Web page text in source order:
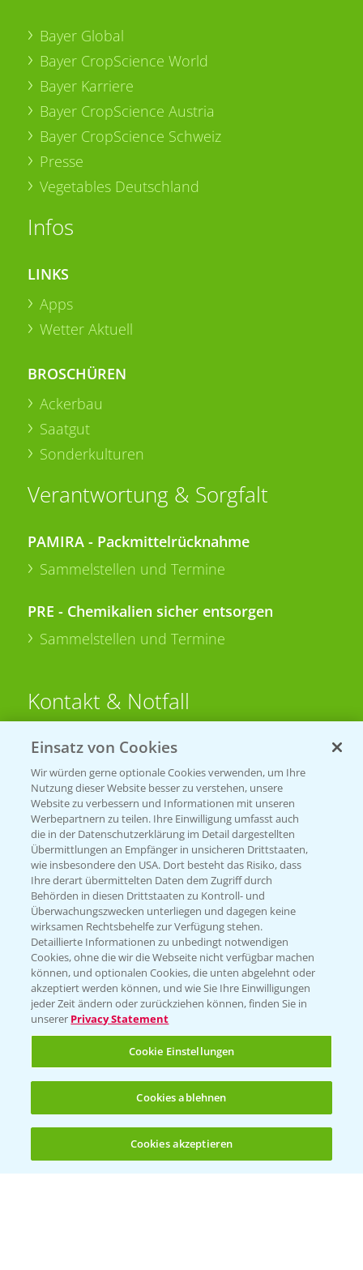
(noch 4)
Bayer Global
Bayer CropScience World
Bayer Karriere
Bayer CropScience Austria
Bayer CropScience Schweiz
Presse
Vegetables Deutschland
Infos
LINKS
Apps
Wetter Aktuell
BROSCHÜREN
Ackerbau
Saatgut
Sonderkulturen
Verantwortung & Sorgfalt
PAMIRA - Packmittelrücknahme
Sammelstellen und Termine
PRE - Chemikalien sicher entsorgen
Sammelstellen und Termine
Kontakt & Notfall
Beratung auf WhatsApp
T.+49 (0)174 346 564 1
KONTAKT
Hilfe in Notfällen
T.+49 (0)214/30-20220
Folgen Sie uns
Allgemeine Nutzungsbedingungen
Datenschutzerklärung
Impressum
Gebrauchshinweise
Einsatz von Cookies
Wir würden gerne optionale Cookies verwenden, um Ihre
Nutzung dieser Website besser zu verstehen, unsere
Website zu verbessern und Informationen mit unseren
Werbepartnern zu teilen. Ihre Einwilligung umfasst auch
die in der Datenschutzerklärung im Detail dargestellten
Übermittlungen an Empfänger in unsicheren Drittstaaten,
wie insbesondere den USA. Dort besteht das Risiko, dass
Ihre derart übermittelten Daten dem Zugriff durch
Behörden in diesen Drittstaaten zu Kontroll- und
Überwachungszwecken unterliegen und dagegen keine
wirksamen Rechtsbehelfe zur Verfügung stehen.
Detaillierte Informationen zu unbedingt notwendigen
Cookies, ohne die wir die Webseite nicht verfügbar machen
können, und optionalen Cookies, die unten abgelehnt oder
akzeptiert werden können, und wie Sie Ihre Einwilligungen
jeder Zeit ändern oder zurückziehen können, finden Sie in
unserer Privacy Statement
Cookie Einstellungen
Cookies ablehnen
Cookies akzeptieren